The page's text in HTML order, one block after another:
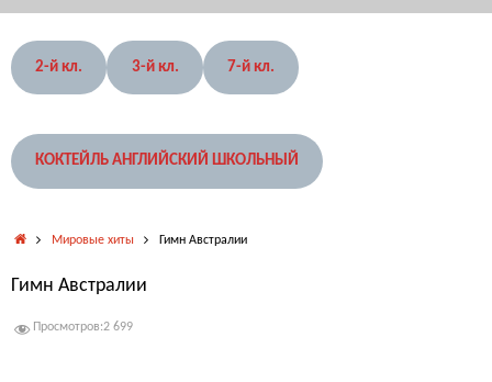
2-й кл. 3-й кл. 7-й кл.
КОКТЕЙЛЬ АНГЛИЙСКИЙ ШКОЛЬНЫЙ
ГлавнаяМировые хиты Гимн Австралии
Гимн Австралии
Просмотров:2 699